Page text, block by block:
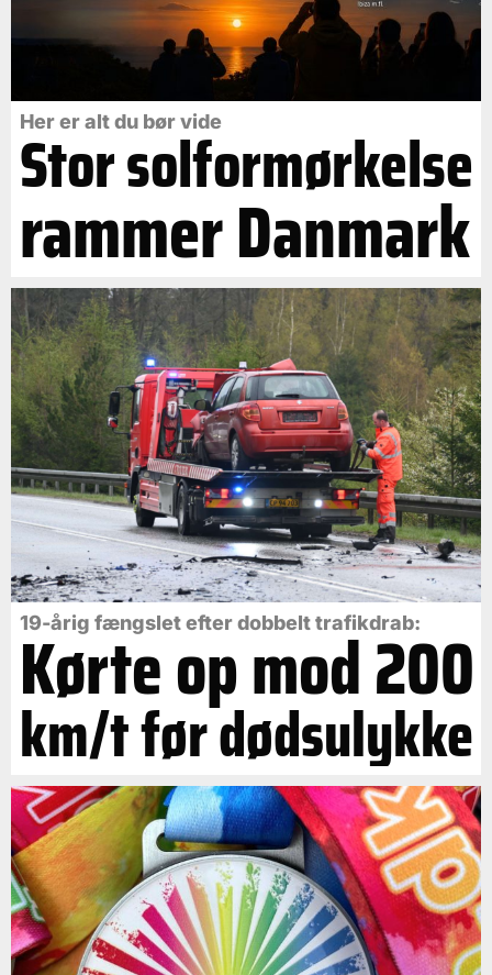
Her er alt du bør vide
Stor solformørkelse
rammer Danmark
19-årig fængslet efter dobbelt trafikdrab:
Kørte op mod 200
km/t før dødsulykke